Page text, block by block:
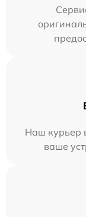
Наш курьер
ваше